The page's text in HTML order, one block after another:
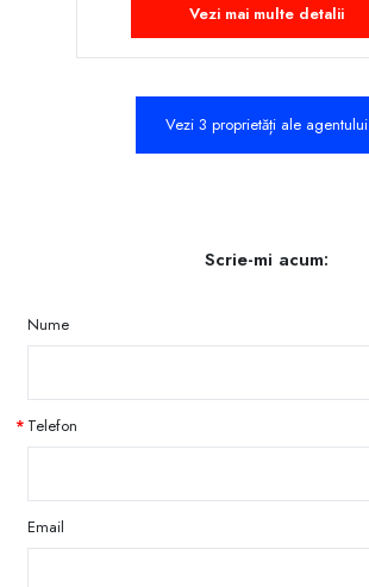
Vezi mai multe detalii
Vezi 3 proprietăți ale agentului
Scrie-mi acum:
Nume
Telefon
Email